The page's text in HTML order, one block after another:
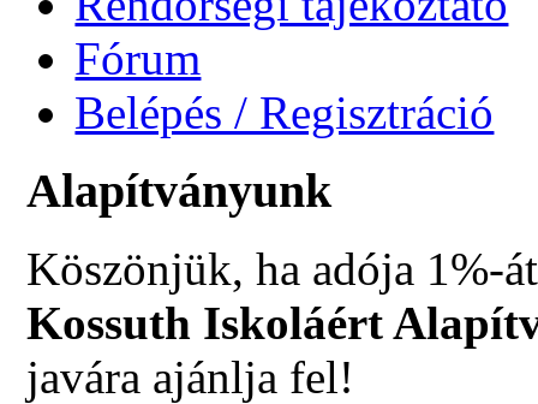
Fórum
Belépés / Regisztráció
Alapítványunk
Köszönjük, ha adója 1%-
Kossuth Iskoláért
javára ajánlja fel!